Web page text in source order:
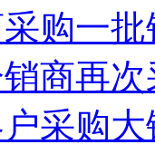
购一
商再
采购大